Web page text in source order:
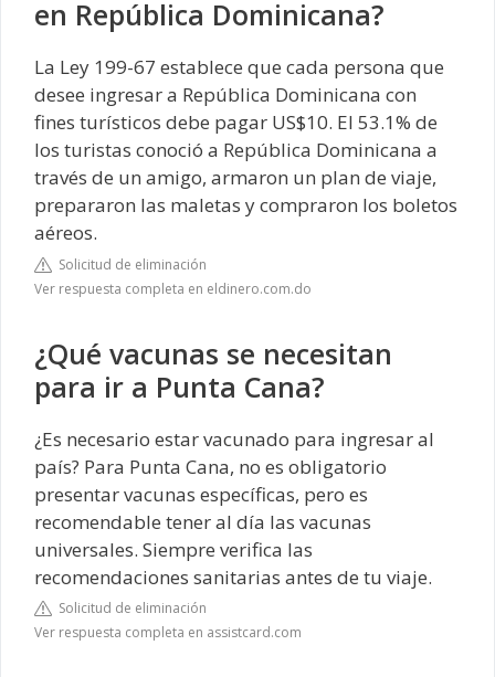
en República Dominicana?
La Ley 199-67 establece que cada persona que
desee ingresar a República Dominicana con
fines turísticos debe pagar US$10. El 53.1% de
los turistas conoció a República Dominicana a
través de un amigo, armaron un plan de viaje,
prepararon las maletas y compraron los boletos
aéreos.
Solicitud de eliminación
Ver respuesta completa en eldinero.com.do
¿Qué vacunas se necesitan
para ir a Punta Cana?
¿Es necesario estar vacunado para ingresar al
país? Para Punta Cana, no es obligatorio
presentar vacunas específicas, pero es
recomendable tener al día las vacunas
universales. Siempre verifica las
recomendaciones sanitarias antes de tu viaje.
Solicitud de eliminación
Ver respuesta completa en assistcard.com